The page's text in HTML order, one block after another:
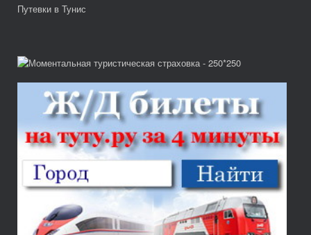
Путевки в Тунис